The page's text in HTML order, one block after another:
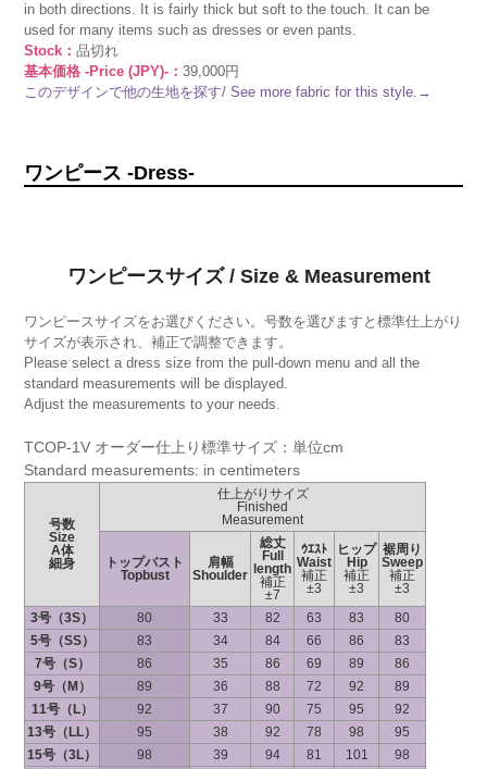
in both directions. It is fairly thick but soft to the touch. It can be
used for many items such as dresses or even pants.
Stock：品切れ
基本価格 -Price (JPY)-：39,000円
このデザインで他の生地を探す/ See more fabric for this style.→
ワンピース -Dress-
ワンピースサイズ / Size & Measurement
ワンピースサイズをお選びください。号数を選びますと標準仕上がり
サイズが表示され、補正で調整できます。
Please select a dress size from the pull-down menu and all the
standard measurements will be displayed.
Adjust the measurements to your needs.
TCOP-1V オーダー仕上り標準サイズ：単位cm
Standard measurements: in centimeters
号数
Size
A体
細身
仕上がりサイズ
Finished
Measurement
トップバスト
Topbust
肩幅
Shoulder
総丈
Full
length
補正
±7
ｳｴｽﾄ
Waist
補正
±3
ヒップ
Hip
補正
±3
裾周り
Sweep
補正
±3
3号（3S）
80 33 82 63 83
80
5号（SS）
83 34 84 66 86
83
7号（S）
86 35 86 69 89
86
9号（M）
89 36 88 72 92
89
11号（L）
92 37 90 75 95
92
13号（LL）
95 38 92 78 98
95
15号（3L）
98 39 94 81 101
98